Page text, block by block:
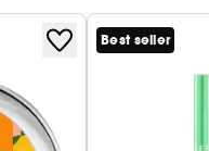
Best seller